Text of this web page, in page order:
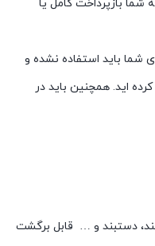
شما بازپرداخت کامل یا
شما باید استفاده نشده و
اید. همچنین باید در
دستبند و … قابل برگشت